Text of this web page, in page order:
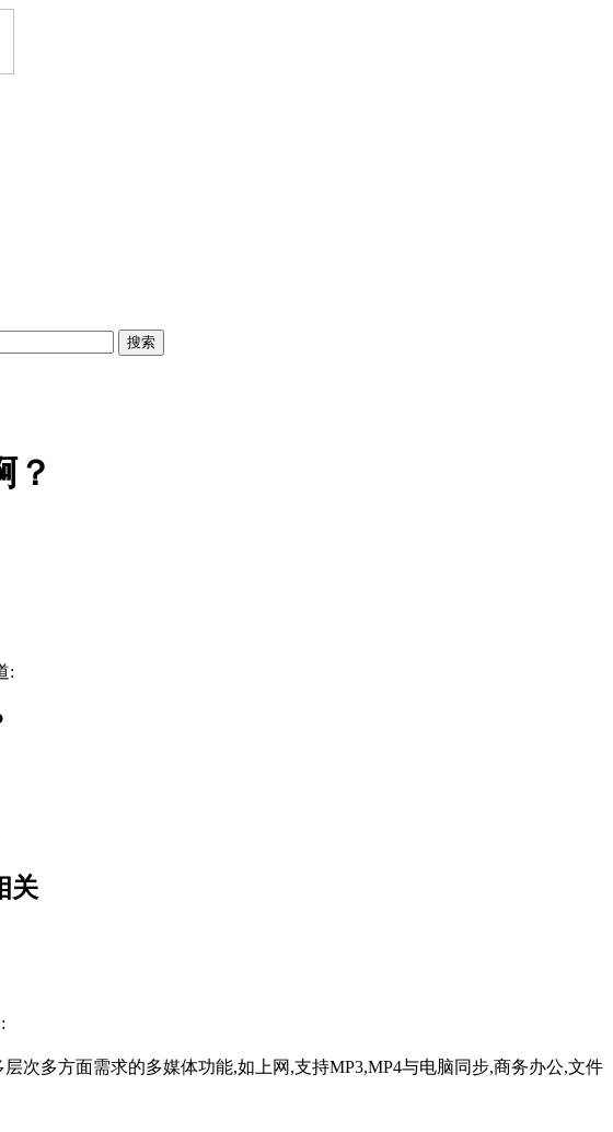
？
:
关
次多方面需求的多媒体功能,如上网,支持MP3,MP4与电脑同步,商务办公,文件